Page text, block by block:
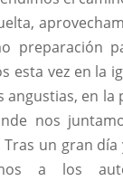
preparación
esta vez en la
angustias, en
nos
Tras un gran
a los